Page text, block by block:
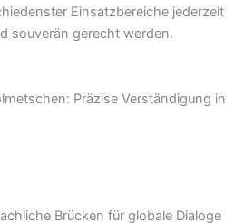
Einsatzbereiche jederzeit
souverän gerecht werden.
Präzise Verständigung in
Brücken für globale Dialoge